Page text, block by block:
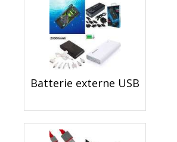
Batterie externe USB